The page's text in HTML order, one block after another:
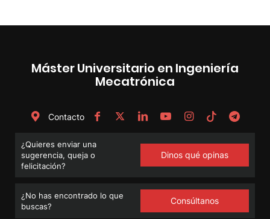
Máster Universitario en Ingeniería
Mecatrónica
Contacto
¿Quieres enviar una
sugerencia, queja o
felicitación?
Dinos qué opinas
¿No has encontrado lo que
buscas?
Consúltanos